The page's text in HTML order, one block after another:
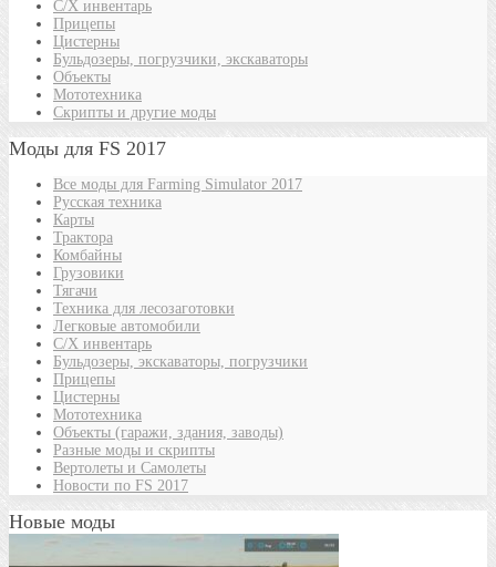
С/Х инвентарь
Прицепы
Цистерны
Бульдозеры, погрузчики, экскаваторы
Объекты
Мототехника
Скрипты и другие моды
Моды для FS 2017
Все моды для Farming Simulator 2017
Русская техника
Карты
Трактора
Комбайны
Грузовики
Тягачи
Техника для лесозаготовки
Легковые автомобили
С/Х инвентарь
Бульдозеры, экскаваторы, погрузчики
Прицепы
Цистерны
Мототехника
Объекты (гаражи, здания, заводы)
Разные моды и скрипты
Вертолеты и Самолеты
Новости по FS 2017
Новые моды